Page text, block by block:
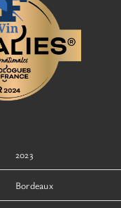
2023
Bordeaux